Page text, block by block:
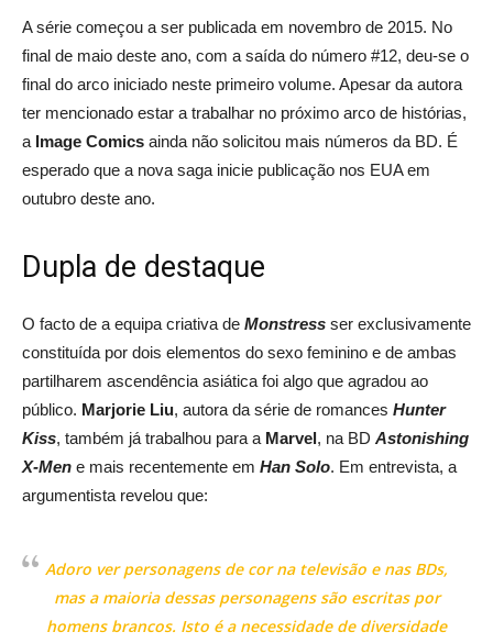
A série começou a ser publicada em novembro de 2015. No
final de maio deste ano, com a saída do número #12, deu-se o
final do arco iniciado neste primeiro volume. Apesar da autora
ter mencionado estar a trabalhar no próximo arco de histórias,
a Image Comics ainda não solicitou mais números da BD. É
esperado que a nova saga inicie publicação nos EUA em
outubro deste ano.
Dupla de destaque
O facto de a equipa criativa de Monstress ser exclusivamente
constituída por dois elementos do sexo feminino e de ambas
partilharem ascendência asiática foi algo que agradou ao
público. Marjorie Liu, autora da série de romances Hunter
Kiss, também já trabalhou para a Marvel, na BD Astonishing
X-Men e mais recentemente em Han Solo. Em entrevista, a
argumentista revelou que:
Adoro ver personagens de cor na televisão e nas BDs,
mas a maioria dessas personagens são escritas por
homens brancos. Isto é a necessidade de diversidade